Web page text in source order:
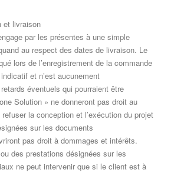
et livraison
par les présentes à une simple
au respect des dates de livraison. Le
lors de l’enregistrement de la commande
indicatif et n’est aucunement
éventuels qui pourraient être
Solution » ne donneront pas droit au
refuser la conception et l’exécution du projet
sur les documents
pas droit à dommages et intérêts.
des prestations désignées sur les
ne peut intervenir que si le client est à